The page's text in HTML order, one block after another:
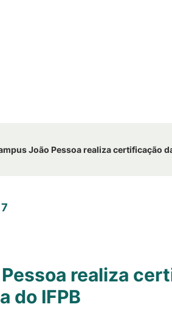
João Pessoa realiza certificação
realiza
do IFPB